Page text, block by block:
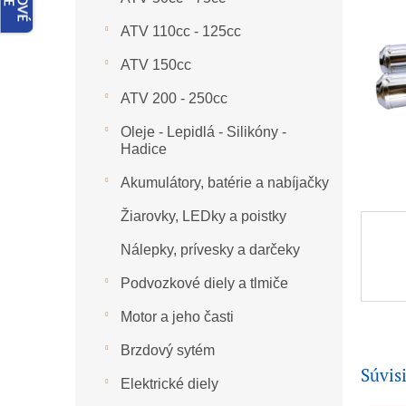
ATV 110cc - 125cc
ATV 150cc
ATV 200 - 250cc
Oleje - Lepidlá - Silikóny -
Hadice
Akumulátory, batérie a nabíjačky
Žiarovky, LEDky a poistky
Nálepky, prívesky a darčeky
Podvozkové diely a tlmiče
Motor a jeho časti
Brzdový sytém
Elektrické diely